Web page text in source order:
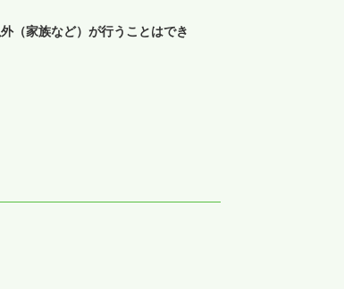
（家族など）が行うことはでき